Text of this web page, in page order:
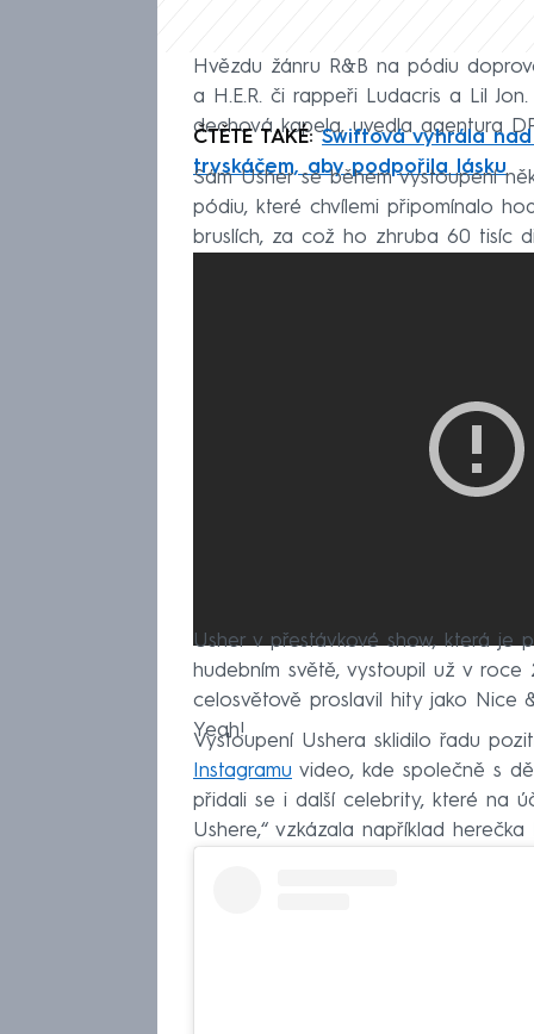
Hvězdu žánru R&B na pódiu
a H.E.R. či rappeři Ludacris a Lil
dechová kapela, uvedla agentura
ČTĚTE TAKÉ:Swiftová vyhrála
tryskáčem, aby podpořila lásku
Sám Usher se během vystoupení
pódiu, které chvílemi připomínalo
bruslích, za což ho zhruba 60 tisíc
Usher v přestávkové show, která je
hudebním světě, vystoupil už v roce
celosvětově proslavil hity jako Nice
Yeah!.
Vystoupení Ushera sklidilo řadu
Instagramu video, kde společně s
přidali se i další celebrity, které na
Ushere,“ vzkázala například herečka